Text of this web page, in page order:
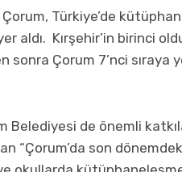
Türkiye’de
aldı. Kırşehir’in birinci
sonra Çorum 7’nci sıraya
Belediyesi de önemli
“Çorum’da son